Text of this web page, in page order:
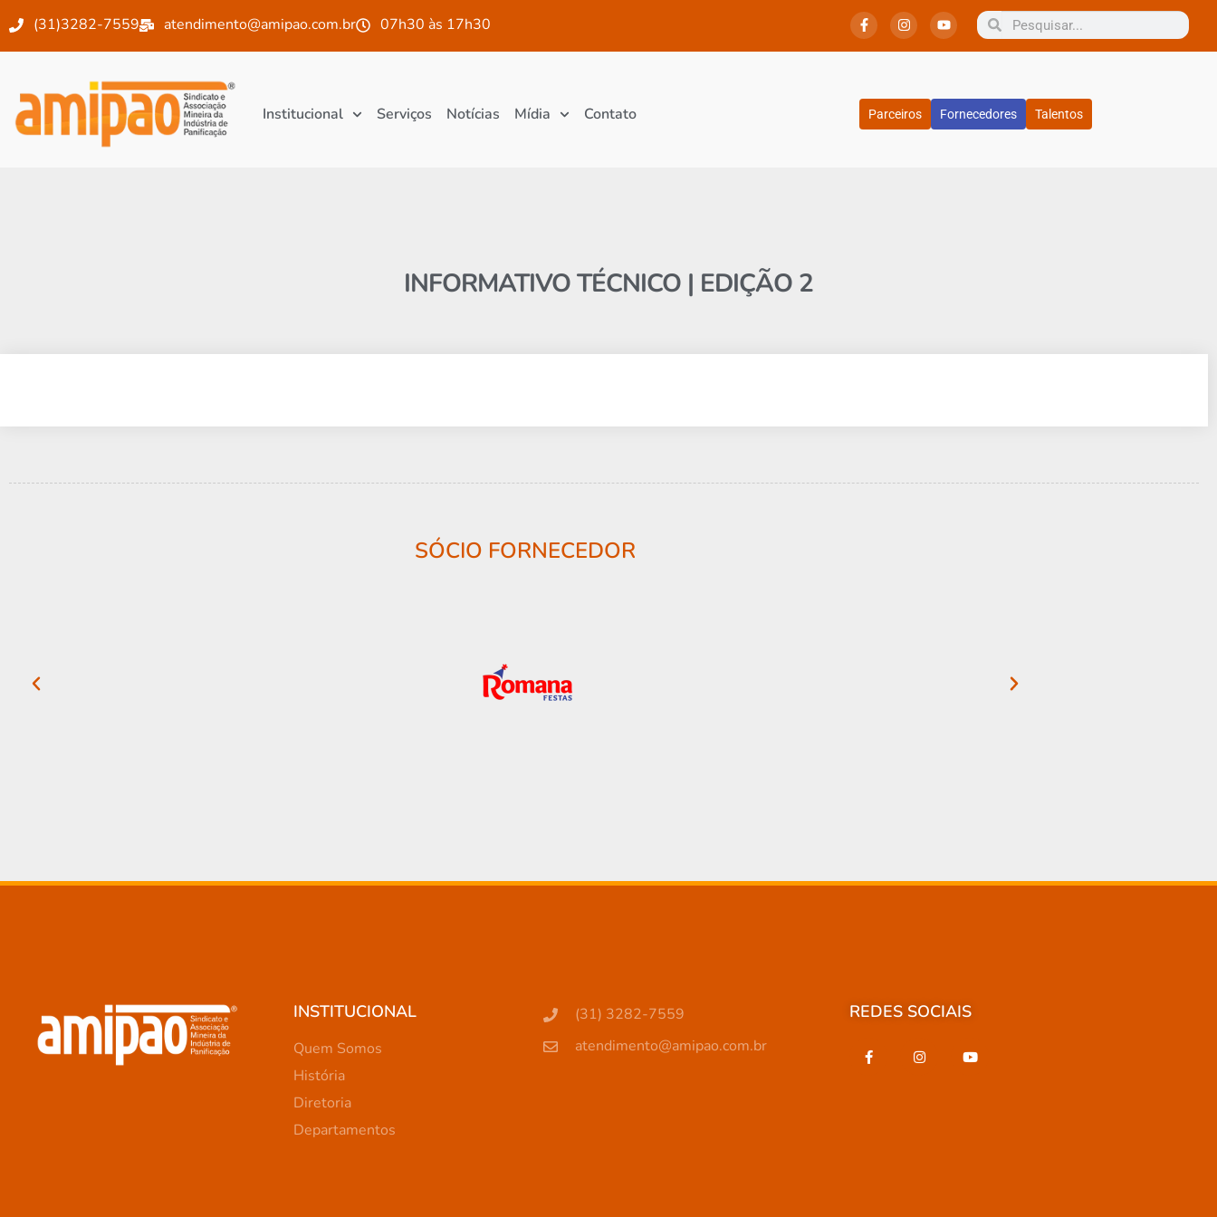
(31)3282-7559 atendimento@amipao.com.br 07h30 às 17h30
Institucional Serviços Notícias Mídia Contato Parceiros Fornecedores Talentos
INFORMATIVO TÉCNICO | EDIÇÃO 2
SÓCIO FORNECEDOR
INSTITUCIONAL
Quem Somos
História
Diretoria
Departamentos
(31) 3282-7559
atendimento@amipao.com.br
REDES SOCIAIS